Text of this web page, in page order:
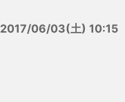
2017/06/03(土) 10:15